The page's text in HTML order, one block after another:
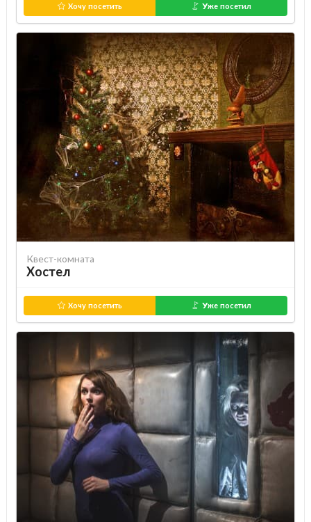
Хочу посетить Уже посетил
Квест-комната
Хостел
Хочу посетить Уже посетил